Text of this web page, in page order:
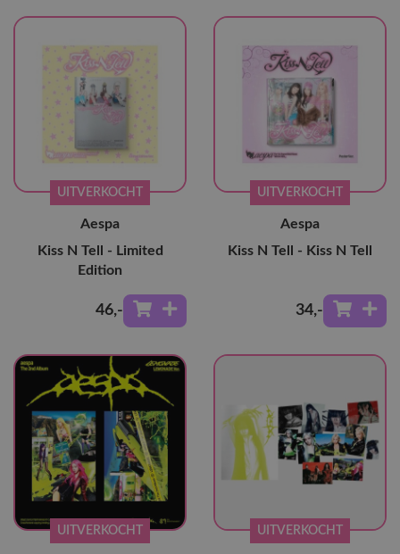
UITVERKOCHT
Aespa
Kiss N Tell - Limited
Edition
46,-
UITVERKOCHT
Aespa
Kiss N Tell - Kiss N Tell
34,-
UITVERKOCHT UITVERKOCHT